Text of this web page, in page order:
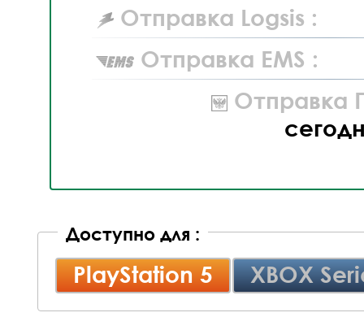
Отправка Logsis :
Отправка EMS :
Отправка
Доступно для :
PlayStation 5 XBOX